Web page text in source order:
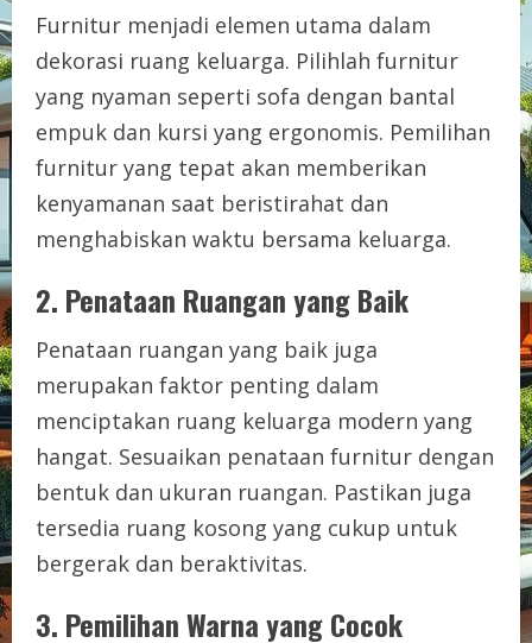
Furnitur menjadi elemen utama dalam
dekorasi ruang keluarga. Pilihlah furnitur
yang nyaman seperti sofa dengan bantal
empuk dan kursi yang ergonomis. Pemilihan
furnitur yang tepat akan memberikan
kenyamanan saat beristirahat dan
menghabiskan waktu bersama keluarga.
2. Penataan Ruangan yang Baik
Penataan ruangan yang baik juga
merupakan faktor penting dalam
menciptakan ruang keluarga modern yang
hangat. Sesuaikan penataan furnitur dengan
bentuk dan ukuran ruangan. Pastikan juga
tersedia ruang kosong yang cukup untuk
bergerak dan beraktivitas.
3. Pemilihan Warna yang Cocok